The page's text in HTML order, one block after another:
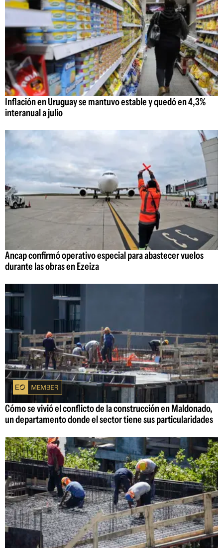
Inflación en Uruguay se mantuvo estable y quedó en 4,3%
interanual a julio
Ancap confirmó operativo especial para abastecer vuelos
durante las obras en Ezeiza
Cómo se vivió el conflicto de la construcción en Maldonado,
un departamento donde el sector tiene sus particularidades